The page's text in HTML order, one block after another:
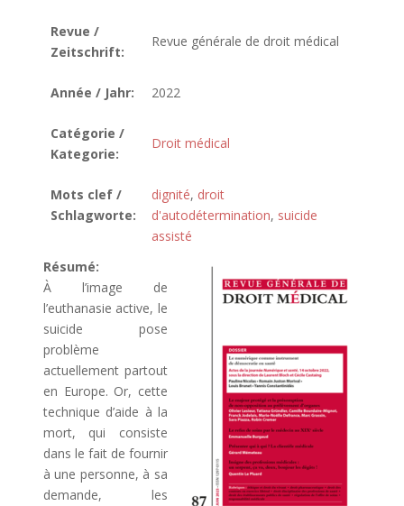
Revue /
Zeitschrift:
Revue générale de droit médical
Année / Jahr: 2022
Catégorie /
Kategorie:
Droit médical
Mots clef /
Schlagworte:
dignité, droit
d'autodétermination, suicide
assisté
Résumé:
À l’image de
l’euthanasie active, le
suicide pose
problème
actuellement partout
en Europe. Or, cette
technique d’aide à la
mort, qui consiste
dans le fait de fournir
à une personne, à sa
demande, les